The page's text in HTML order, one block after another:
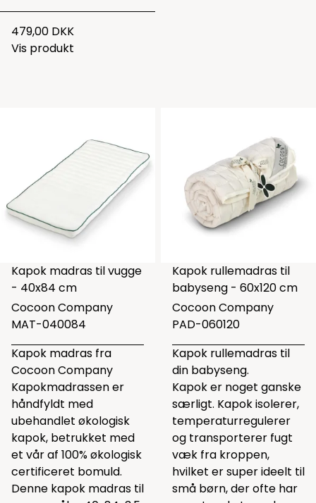
479,00 DKK
Vis produkt
Kapok madras til vugge
- 40x84 cm
Cocoon Company
MAT-040084
Kapok madras fra
Cocoon Company
Kapokmadrassen er
håndfyldt med
ubehandlet økologisk
kapok, betrukket med
et vår af 100% økologisk
certificeret bomuld.
Denne kapok madras til
Kapok rullemadras til
babyseng - 60x120 cm
Cocoon Company
PAD-060120
Kapok rullemadras til
din babyseng.
Kapok er noget ganske
særligt. Kapok isolerer,
temperaturregulerer
og transporterer fugt
væk fra kroppen,
hvilket er super ideelt til
små børn, der ofte har